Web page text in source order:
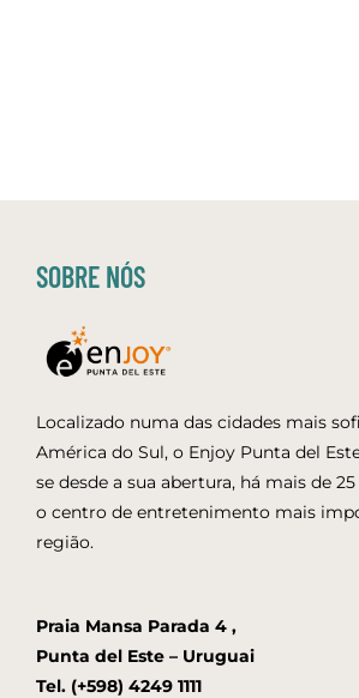
SOBRE NÓS
Localizado numa das cidades mais
América do Sul, o Enjoy Punta del
se desde a sua abertura, há mais de
o centro de entretenimento mais
região.
Praia Mansa Parada 4 ,
Punta del Este – Uruguai
Tel. (+598) 4249 1111